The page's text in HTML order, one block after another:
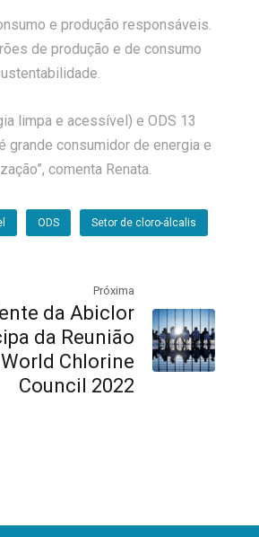
e produção responsáveis.
de produção e de consumo
limpa e acessível) e ODS 13
grande consumidor de energia e
comenta Renata.
ODS Setor de cloro-álcalis
Próxima
da Abiclor
da Reunião
Chlorine
Council 2022